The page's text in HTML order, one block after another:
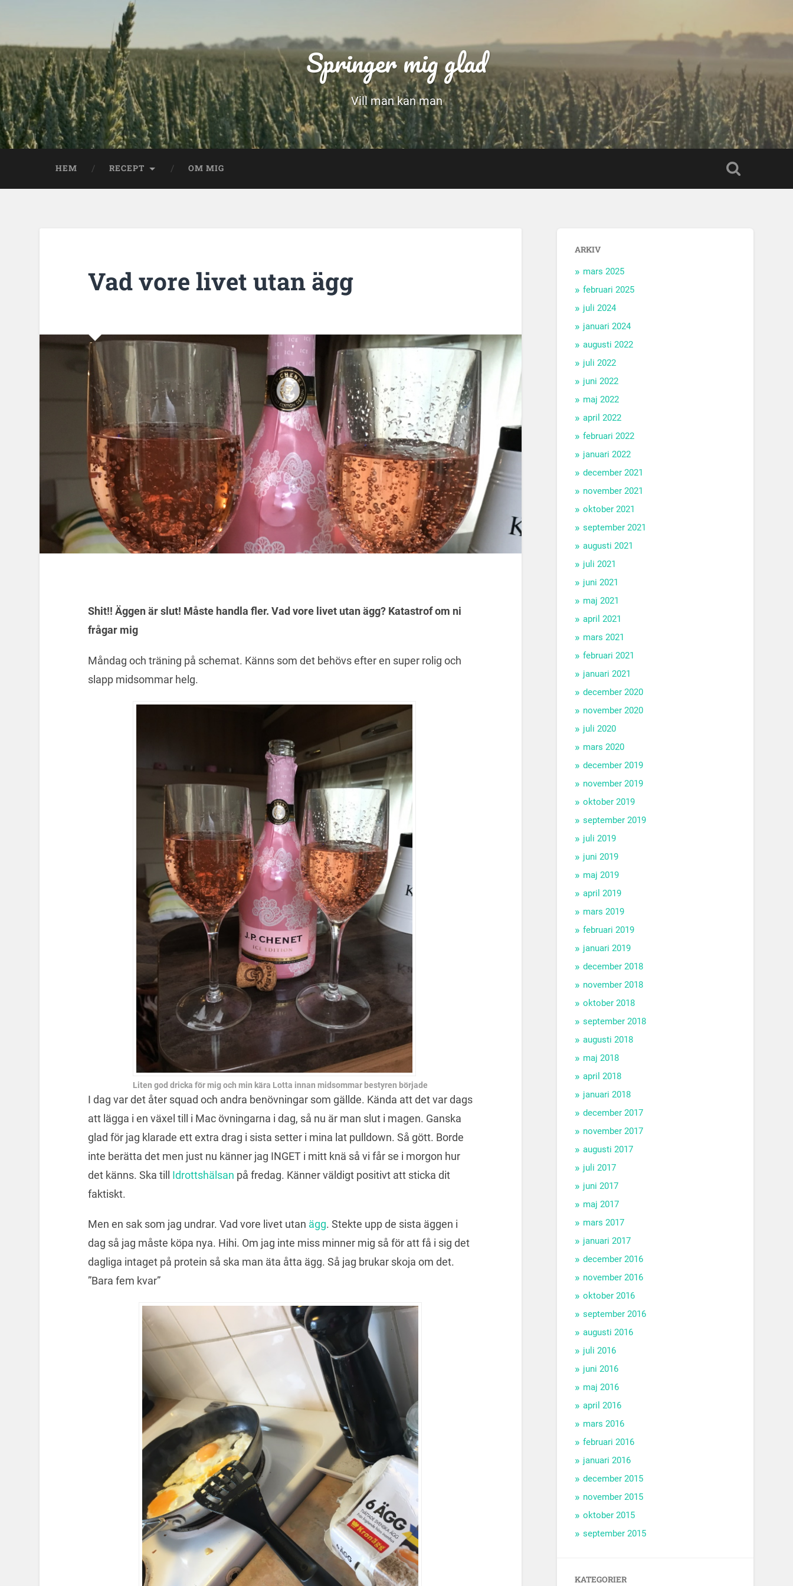
Springer mig glad
Vill man kan man
HEM RECEPT OM MIG
Vad vore livet utan ägg
Shit!! Äggen är slut! Måste handla fler. Vad vore livet utan ägg? Katastrof om ni
frågar mig
Måndag och träning på schemat. Känns som det behövs efter en super rolig och
slapp midsommar helg.
Liten god dricka för mig och min kära Lotta innan midsommar bestyren började
I dag var det åter squad och andra benövningar som gällde. Kända att det var dags
att lägga i en växel till i Mac övningarna i dag, så nu är man slut i magen. Ganska
glad för jag klarade ett extra drag i sista setter i mina lat pulldown. Så gött. Borde
inte berätta det men just nu känner jag INGET i mitt knä så vi får se i morgon hur
det känns. Ska till Idrottshälsan på fredag. Känner väldigt positivt att sticka dit
faktiskt.
Men en sak som jag undrar. Vad vore livet utan ägg. Stekte upp de sista äggen i
dag så jag måste köpa nya. Hihi. Om jag inte miss minner mig så för att få i sig det
dagliga intaget på protein så ska man äta åtta ägg. Så jag brukar skoja om det.
”Bara fem kvar”
ARKIV
mars 2025
februari 2025
juli 2024
januari 2024
augusti 2022
juli 2022
juni 2022
maj 2022
april 2022
februari 2022
januari 2022
december 2021
november 2021
oktober 2021
september 2021
augusti 2021
juli 2021
juni 2021
maj 2021
april 2021
mars 2021
februari 2021
januari 2021
december 2020
november 2020
juli 2020
mars 2020
december 2019
november 2019
oktober 2019
september 2019
juli 2019
juni 2019
maj 2019
april 2019
mars 2019
februari 2019
januari 2019
december 2018
november 2018
oktober 2018
september 2018
augusti 2018
maj 2018
april 2018
januari 2018
december 2017
november 2017
augusti 2017
juli 2017
juni 2017
maj 2017
mars 2017
januari 2017
december 2016
november 2016
oktober 2016
september 2016
augusti 2016
juli 2016
juni 2016
maj 2016
april 2016
mars 2016
februari 2016
januari 2016
december 2015
november 2015
oktober 2015
september 2015
KATEGORIER